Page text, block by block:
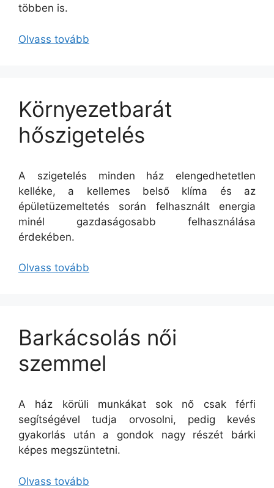
többen is.
Olvass tovább
Környezetbarát
hőszigetelés
A szigetelés minden ház elengedhetetlen
kelléke, a kellemes belső klíma és az
épületüzemeltetés során felhasznált energia
minél gazdaságosabb felhasználása
érdekében.
Olvass tovább
Barkácsolás női
szemmel
A ház körüli munkákat sok nő csak férfi
segítségével tudja orvosolni, pedig kevés
gyakorlás után a gondok nagy részét bárki
képes megszüntetni.
Olvass tovább